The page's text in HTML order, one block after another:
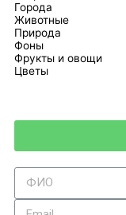
Города
Животные
Природа
Фоны
Фрукты и овощи
Цветы